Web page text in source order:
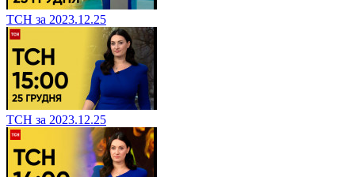
ТСН за 2023.12.25
ТСН за 2023.12.25